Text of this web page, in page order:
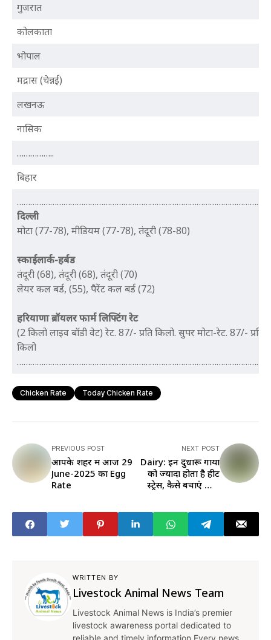
गुजरात
कोलकाता
भोपाल
मद्रास (चेन्नई)
लखनऊ
नासिक
……………..
बिहार
…………………………………………………………………………………………………..
दिल्ली
मोटा (77-78), मीडियम (77-78), तंदूरी (78-80)
स्काईलार्क-हर्बड
तंदूरी (68), तंदूरी (68), तंदूरी (70)
लेयर कल बर्ड, (55), पैरेंट कल बर्ड (72)
हरियाणा ब्रॉयलर फार्म ​लिफ्टिंग रेट
(2 किलो लाइव बॉडी वेट) रेट. 87/- प्रति किलो. सुपर मोटा-रेट. 87/- प्रति
किलो
…………………………………………………………………………………………………
Chicken Rate Today Chicken Rate
PREVIOUS POST
आपके शहर में आज 29
June-2025 का Egg
Rate
NEXT POST
Dairy: इन दुधारू गायों
को ज्यादा होता है हीट
स्ट्रेस, कैसे बचाएं जानें
WRITTEN BY
Livestock Animal News Team
Livestock Animal News is India’s premier
livestock awareness portal dedicated to
reliable and timely information.Every news